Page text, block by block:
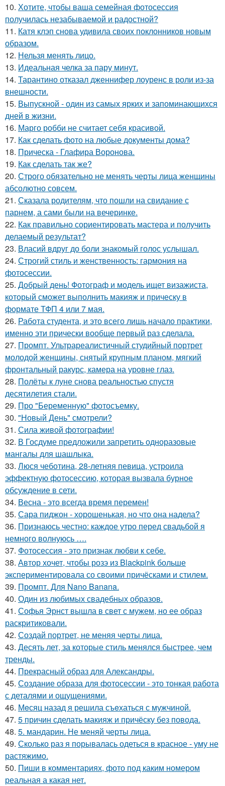
10. Хотите, чтобы ваша семейная фотосессия
получилась незабываемой и радостной?
11. Катя клэп снова удивила своих поклонников новым
образом.
12. Нельзя менять лицо.
13. Идеальная челка за пару минут.
14. Тарантино отказал дженнифер лоуренс в роли из-за
внешности.
15. Выпускной - один из самых ярких и запоминающихся
дней в жизни.
16. Марго робби не считает себя красивой.
17. Как сделать фото на любые документы дома?
18. Прическа - Глафира Воронова.
19. Как сделать так же?
20. Строго обязательно не менять черты лица женщины
абсолютно совсем.
21. Сказала родителям, что пошли на свидание с
парнем, а сами были на вечеринке.
22. Как правильно сориентировать мастера и получить
делаемый результат?
23. Власий вдруг до боли знакомый голос услышал.
24. Строгий стиль и женственность: гармония на
фотосессии.
25. Добрый день! Фотограф и модель ищет визажиста,
который сможет выполнить макияж и прическу в
формате ТФП 4 или 7 мая.
26. Работа студента, и это всего лишь начало практики,
именно эти прически вообще первый раз сделала.
27. Промпт. Ультрареалистичный студийный портрет
молодой женщины, снятый крупным планом, мягкий
фронтальный ракурс, камера на уровне глаз.
28. Полёты к луне снова реальностью спустя
десятилетия стали.
29. Про "Беременную" фотосъемку.
30. "Новый День" смотрели?
31. Сила живой фотографии!
32. В Госдуме предложили запретить одноразовые
мангалы для шашлыка.
33. Люся чеботина, 28-летняя певица, устроила
эффектную фотосессию, которая вызвала бурное
обсуждение в сети.
34. Весна - это всегда время перемен!
35. Сара пиджон - хорошенькая, но что она надела?
36. Признаюсь честно: каждое утро перед свадьбой я
немного волнуюсь ….
37. Фотосессия - это признак любви к себе.
38. Автор хочет, чтобы розэ из Blackpink больше
экспериментировала со своими причёсками и стилем.
39. Промпт. Для Nano Banana.
40. Один из любимых свадебных образов.
41. Софья Эрнст вышла в свет с мужем, но ее образ
раскритиковали.
42. Создай портрет, не меняя черты лица.
43. Десять лет, за которые стиль менялся быстрее, чем
тренды.
44. Прекрасный образ для Александры.
45. Создание образа для фотосессии - это тонкая работа
с деталями и ощущениями.
46. Мeсяц назад я решила съeхаться с мужчиной.
47. 5 причин сделать макияж и причёску без повода.
48. 5. мандарин. Не меняй черты лица.
49. Сколько раз я порывалась одеться в красное - уму не
растяжимо.
50. Пиши в комментариях, фото под каким номером
реальная а какая нет.